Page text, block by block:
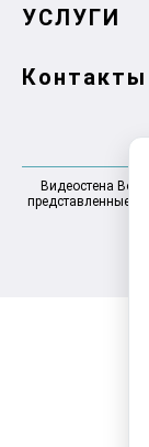
УСЛУГИ
Контакты
Видеостена
представленные